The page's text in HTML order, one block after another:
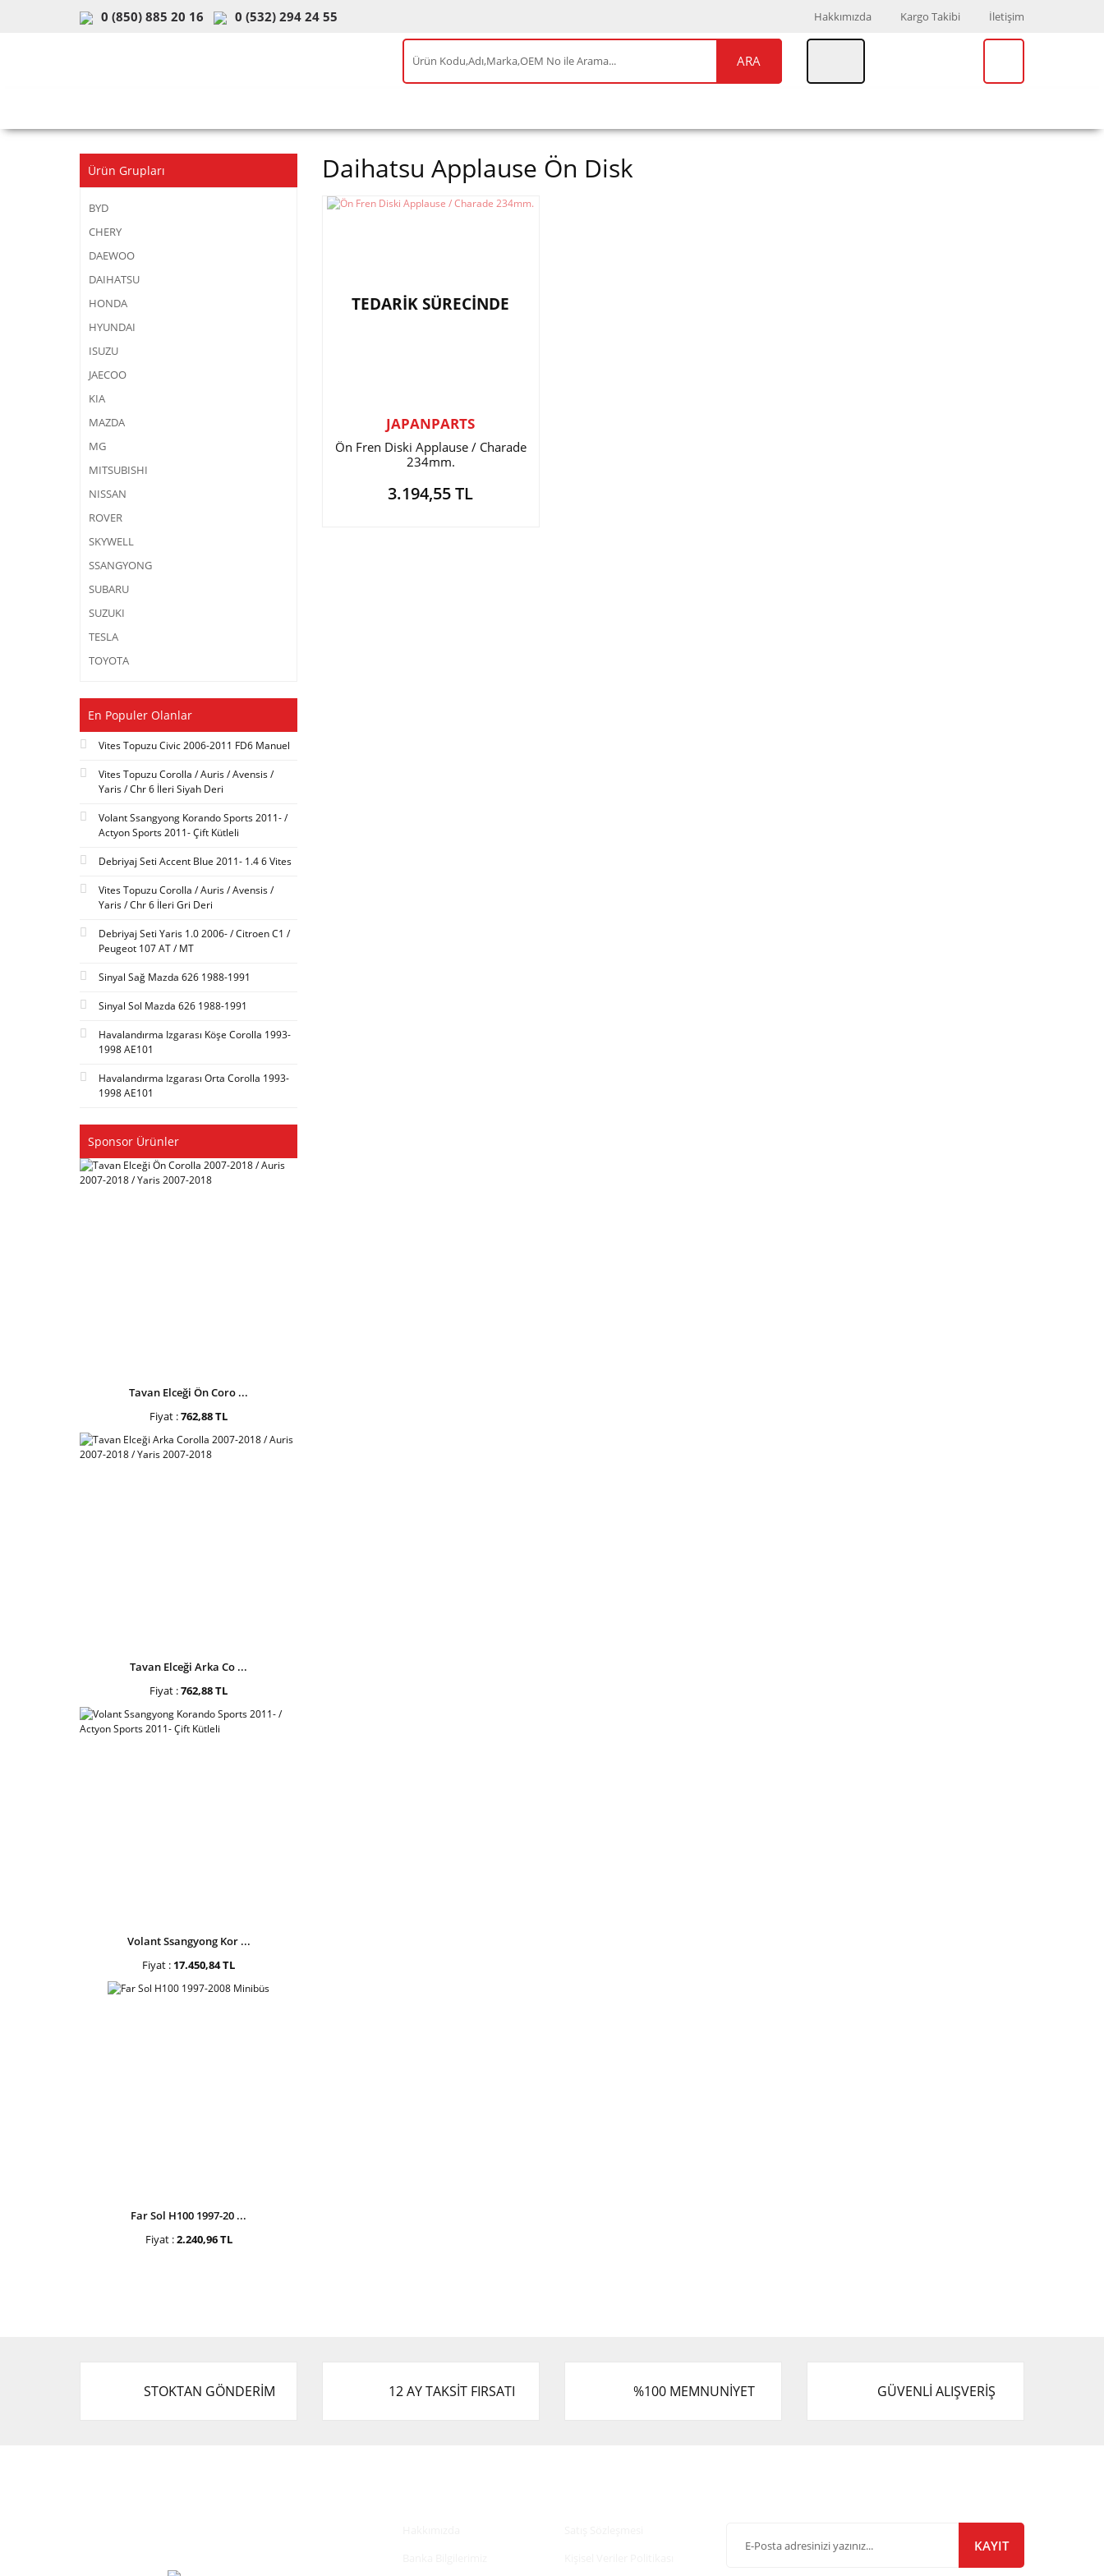
0 (850) 885 20 16 0 (532) 294 24 55 Hakkımızda Kargo Takibi İletişim
ARA
Ürün Grupları
BYD
CHERY
DAEWOO
DAIHATSU
HONDA
HYUNDAI
ISUZU
JAECOO
KIA
MAZDA
MG
MITSUBISHI
NISSAN
ROVER
SKYWELL
SSANGYONG
SUBARU
SUZUKI
TESLA
TOYOTA
En Populer Olanlar
Vites Topuzu Civic 2006-2011 FD6 Manuel
Vites Topuzu Corolla / Auris / Avensis /
Yaris / Chr 6 İleri Siyah Deri
Volant Ssangyong Korando Sports 2011- /
Actyon Sports 2011- Çift Kütleli
Debriyaj Seti Accent Blue 2011- 1.4 6 Vites
Vites Topuzu Corolla / Auris / Avensis /
Yaris / Chr 6 İleri Gri Deri
Debriyaj Seti Yaris 1.0 2006- / Citroen C1 /
Peugeot 107 AT / MT
Sinyal Sağ Mazda 626 1988-1991
Sinyal Sol Mazda 626 1988-1991
Havalandırma Izgarası Köşe Corolla 1993-
1998 AE101
Havalandırma Izgarası Orta Corolla 1993-
1998 AE101
Sponsor Ürünler
Tavan Elceği Ön Coro ...
Fiyat :762,88 TL
Tavan Elceği Arka Co ...
Fiyat :762,88 TL
Volant Ssangyong Kor ...
Fiyat : 17.450,84 TL
Far Sol H100 1997-20 ...
Fiyat :2.240,96 TL
Daihatsu Applause Ön Disk
TEDARİK SÜRECİNDE
JAPANPARTS
Ön Fren Diski Applause / Charade
234mm.
3.194,55 TL
STOKTAN GÖNDERİM 12 AY TAKSİT FIRSATI %100 MEMNUNİYET GÜVENLİ ALIŞVERİŞ
KAYIT